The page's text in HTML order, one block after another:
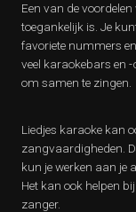
Een van de
toegankelijk is. Je
favoriete nummers
veel karaokebars en
om samen te zingen.
Liedjes karaoke kan
zangvaardigheden.
kun je werken aan je
Het kan ook helpen
zanger.